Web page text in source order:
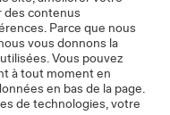
des contenus
Parce que nous
vous donnons la
Vous pouvez
à tout moment en
en bas de la page.
de technologies, votre